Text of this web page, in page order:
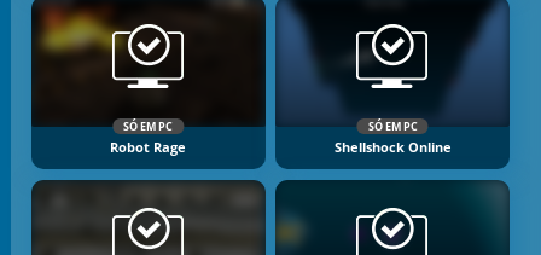
SÓ EM PC
Robot Rage
SÓ EM PC
Shellshock Online